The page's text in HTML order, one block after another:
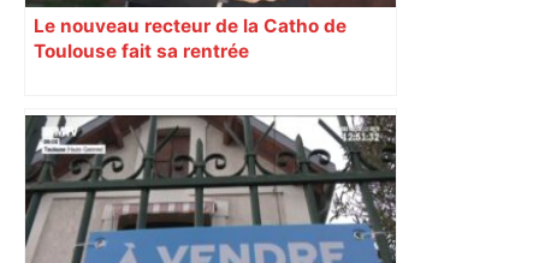
Le nouveau recteur de la Catho de
Toulouse fait sa rentrée